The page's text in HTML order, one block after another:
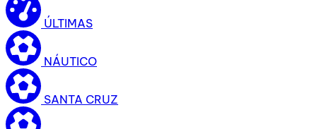
ÚLTIMAS
NÁUTICO
SANTA CRUZ